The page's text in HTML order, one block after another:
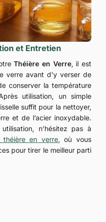
et Entretien
Théière en Verre, il est
verre avant d’y verser de
conserver la température
utilisation, un simple
suffit pour la nettoyer,
et de l’acier inoxydable.
n’hésitez pas à
théière en verre, où vous
pour tirer le meilleur parti